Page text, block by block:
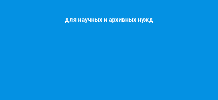
для научных и архивных нужд